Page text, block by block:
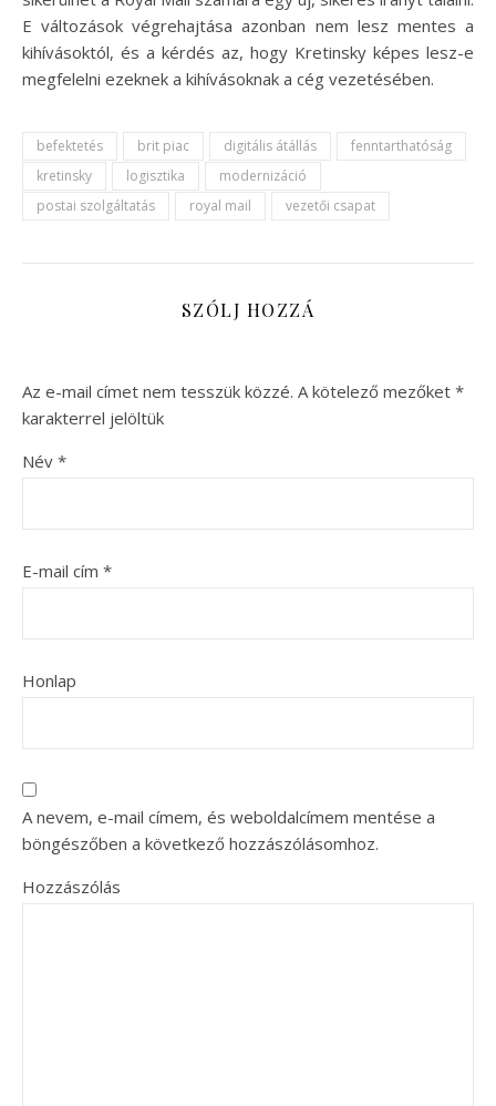
E változások végrehajtása azonban nem lesz mentes a
kihívásoktól, és a kérdés az, hogy Kretinsky képes lesz-e
megfelelni ezeknek a kihívásoknak a cég vezetésében.
befektetés brit piac digitális átállás
fenntarthatóság
kretinsky
logisztika
modernizáció
postai szolgáltatás
royal mail vezetői csapat
SZÓLJ HOZZÁ
Az e-mail címet nem tesszük közzé. A kötelező mezőket *
karakterrel jelöltük
Név *
E-mail cím *
Honlap
A nevem, e-mail címem, és weboldalcímem mentése a
böngészőben a következő hozzászólásomhoz.
Hozzászólás